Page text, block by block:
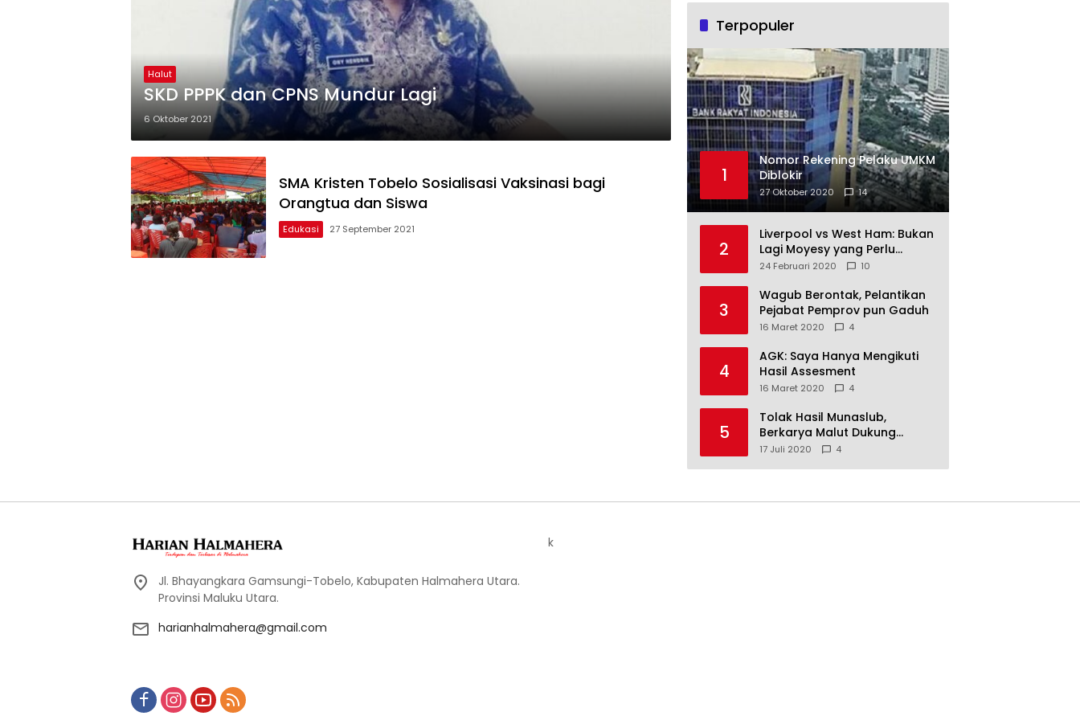
Halut
SKD PPPK dan CPNS Mundur Lagi
6 Oktober 2021
SMA Kristen Tobelo Sosialisasi Vaksinasi bagi
Orangtua dan Siswa
Edukasi 27 September 2021
Terpopuler
1
Nomor Rekening Pelaku UMKM
Diblokir
27 Oktober 2020 14
2
Liverpool vs West Ham: Bukan
Lagi Moyesy yang Perlu
Ditakuti
24 Februari 2020 10
3
Wagub Berontak, Pelantikan
Pejabat Pemprov pun Gaduh
16 Maret 2020 4
4
AGK: Saya Hanya Mengikuti
Hasil Assesment
16 Maret 2020 4
5
Tolak Hasil Munaslub,
Berkarya Malut Dukung
Tommy Soeharto
17 Juli 2020 4
Jl. Bhayangkara Gamsungi-Tobelo, Kabupaten Halmahera Utara.
Provinsi Maluku Utara.
harianhalmahera@gmail.com
k